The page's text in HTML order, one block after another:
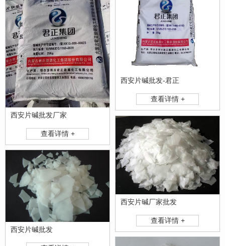
西安片碱批发厂家
查看详情 +
西安片碱批发-君正
查看详情 +
西安片碱厂家批发
查看详情 +
西安片碱批发